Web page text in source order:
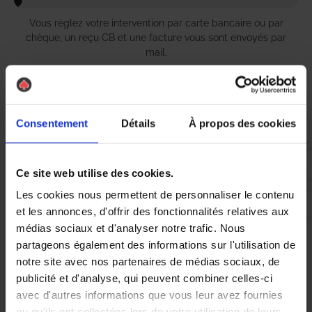
Consentement Détails À propos des cookies
Ce site web utilise des cookies.
Les cookies nous permettent de personnaliser le contenu
et les annonces, d'offrir des fonctionnalités relatives aux
médias sociaux et d'analyser notre trafic. Nous
partageons également des informations sur l'utilisation de
notre site avec nos partenaires de médias sociaux, de
publicité et d'analyse, qui peuvent combiner celles-ci
avec d'autres informations que vous leur avez fournies
Vous réglez votre intervention par carte bancaire ou par
chèque, un reçu CB et une facture vous sont envoyés par
mail.
Etape 5 :
Vous évaluez la prestation
Vous recevez une demande d’évaluation de votre expérience
avec l’équipe AS DE PIC.
Nous avons pensé à tout
À Vierzon, la lutte contre les nuisibles est une préoccupation